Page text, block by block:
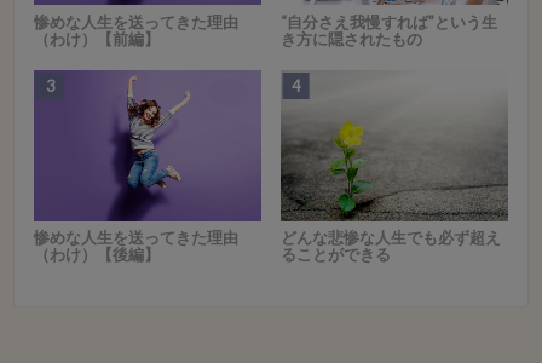
惨めな人生を送ってきた理由
（わけ）【前編】
“自分さえ我慢すれば”という生
き方に隠されたもの
惨めな人生を送ってきた理由
（わけ）【後編】
どんな悲惨な人生でも必ず超え
ることができる